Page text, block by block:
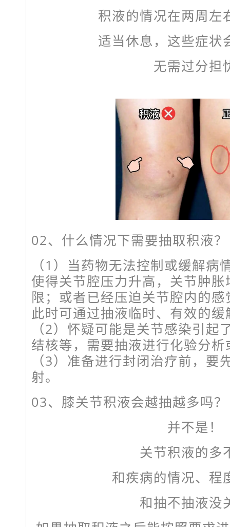
积液的情况在两周左
适当休息，这些症状
无需过分担
02、 什么情况下需要抽取积液？
（1）当药物无法控制或缓解病
使得关节腔压力升高，关节肿
限；或者已经压迫关节腔内的
此时可通过抽液临时、有效的
（2）怀疑可能是关节感染引起
结核等，需要抽液进行化验分
（3）准备进行封闭治疗前，要
射。
03、 膝关节积液会越抽越多吗？
并不是！
关节积液的多
和疾病的情况、程
和抽不抽液没